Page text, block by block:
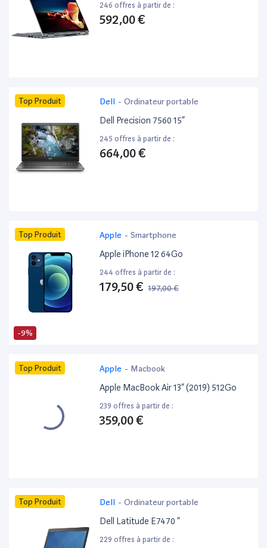
246 offres à partir de :
592,00 €
Top Produit Dell - Ordinateur portable
Dell Precision 7560 15”
245 offres à partir de :
664,00 €
-9%
Top Produit Apple - Smartphone
Apple iPhone 12 64Go
244 offres à partir de :
179,50 € 197,00 €
Top Produit Apple - Macbook
Apple MacBook Air 13” (2019) 512Go
239 offres à partir de :
359,00 €
Top Produit Dell - Ordinateur portable
Dell Latitude E7470 ”
229 offres à partir de :